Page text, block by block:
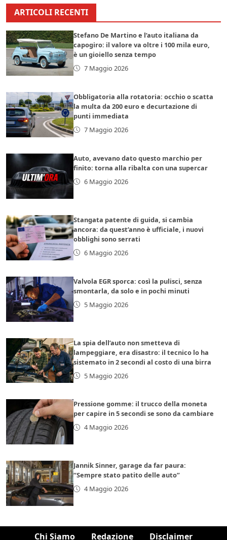
ARTICOLI RECENTI
Stefano De Martino e l’auto italiana da
capogiro: il valore va oltre i 100 mila euro,
è un gioiello senza tempo
7 Maggio 2026
Obbligatoria alla rotatoria: occhio o scatta
la multa da 200 euro e decurtazione di
punti immediata
7 Maggio 2026
Auto, avevano dato questo marchio per
finito: torna alla ribalta con una supercar
6 Maggio 2026
Stangata patente di guida, si cambia
ancora: da quest’anno è ufficiale, i nuovi
obblighi sono serrati
6 Maggio 2026
Valvola EGR sporca: così la pulisci, senza
smontarla, da solo e in pochi minuti
5 Maggio 2026
La spia dell’auto non smetteva di
lampeggiare, era disastro: il tecnico lo ha
sistemato in 2 secondi al costo di una birra
5 Maggio 2026
Pressione gomme: il trucco della moneta
per capire in 5 secondi se sono da cambiare
4 Maggio 2026
Jannik Sinner, garage da far paura:
“Sempre stato patito delle auto”
4 Maggio 2026
Chi Siamo Redazione Disclaimer